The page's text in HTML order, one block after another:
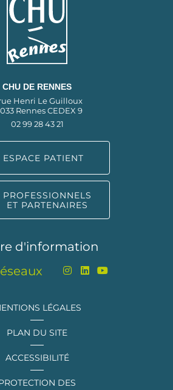
CHU DE RENNES
Henri Le Guilloux
Rennes CEDEX 9
02 99 28 43 21
ESPACE PATIENT
PROFESSIONNELS
ET PARTENAIRES
d'information
LÉGALES
PLAN DU SITE
ACCESSIBILITÉ
DES